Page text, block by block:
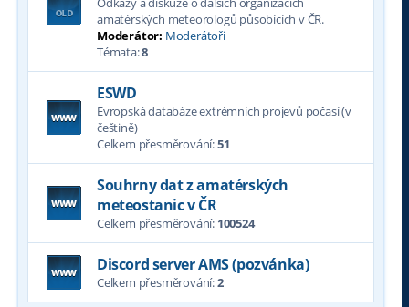
amatérských meteorologů působících v ČR.
Moderátor: Moderátoři
Témata:8
ESWD
Evropská databáze extrémních projevů počasí (v
češtině)
Celkem přesměrování:51
Souhrny dat z amatérských
meteostanic v ČR
Celkem přesměrování: 100524
Discord server AMS (pozvánka)
Celkem přesměrování:2